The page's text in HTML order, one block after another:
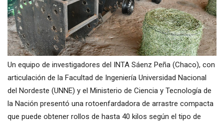
Un equipo de investigadores del INTA Sáenz Peña (Chaco), con
articulación de la Facultad de Ingeniería Universidad Nacional
del Nordeste (UNNE) y el Ministerio de Ciencia y Tecnología de
la Nación presentó una rotoenfardadora de arrastre compacta
que puede obtener rollos de hasta 40 kilos según el tipo de